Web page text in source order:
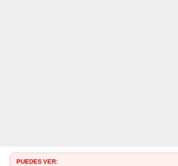
PUEDES VER: